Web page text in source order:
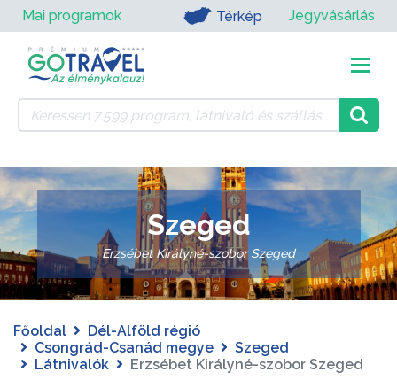
Mai programok Térkép Jegyvásárlás
Szeged
Erzsébet Királyné-szobor Szeged
Főoldal
Dél-Alföld régió
Csongrád-Csanád megye
Szeged
Látnivalók
Erzsébet Királyné-szobor Szeged